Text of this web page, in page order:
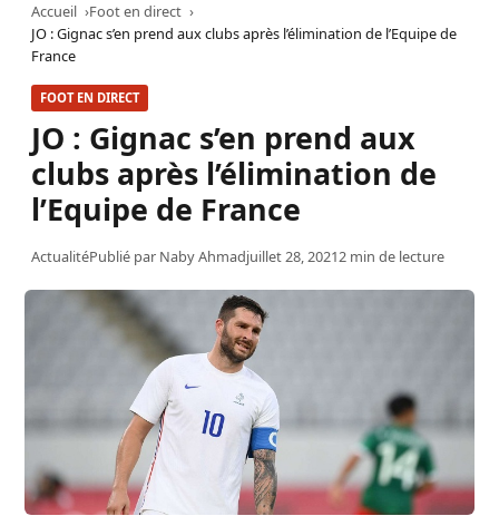
Accueil
Foot en direct
JO : Gignac s’en prend aux clubs après l’élimination de l’Equipe de
France
FOOT EN DIRECT
JO : Gignac s’en prend aux
clubs après l’élimination de
l’Equipe de France
ActualitéPublié par Naby Ahmadjuillet 28, 20212 min de lecture